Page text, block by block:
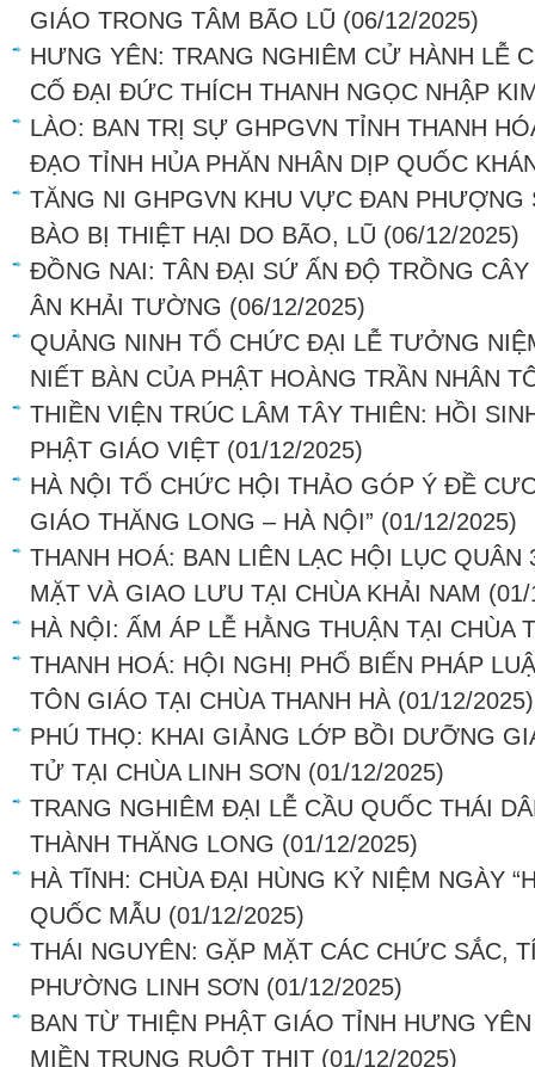
GIÁO TRONG TÂM BÃO LŨ (06/12/2025)
HƯNG YÊN: TRANG NGHIÊM CỬ HÀNH LỄ
CỐ ĐẠI ĐỨC THÍCH THANH NGỌC NHẬP
LÀO: BAN TRỊ SỰ GHPGVN TỈNH THANH
ĐẠO TỈNH HỦA PHĂN NHÂN DỊP QUỐC
TĂNG NI GHPGVN KHU VỰC ĐAN PHƯỢNG
BÀO BỊ THIỆT HẠI DO BÃO, LŨ (06/12/2025)
ĐỒNG NAI: TÂN ĐẠI SỨ ẤN ĐỘ TRỒNG
ÂN KHẢI TƯỜNG (06/12/2025)
QUẢNG NINH TỔ CHỨC ĐẠI LỄ TƯỞNG
NIẾT BÀN CỦA PHẬT HOÀNG TRẦN NHÂN
THIỀN VIỆN TRÚC LÂM TÂY THIÊN: HỒI
PHẬT GIÁO VIỆT (01/12/2025)
HÀ NỘI TỔ CHỨC HỘI THẢO GÓP Ý ĐỀ
GIÁO THĂNG LONG – HÀ NỘI” (01/12/2025)
THANH HOÁ: BAN LIÊN LẠC HỘI LỤC
MẶT VÀ GIAO LƯU TẠI CHÙA KHẢI NAM
HÀ NỘI: ẤM ÁP LỄ HẰNG THUẬN TẠI CHÙA
THANH HOÁ: HỘI NGHỊ PHỔ BIẾN PHÁP
TÔN GIÁO TẠI CHÙA THANH HÀ (01/12/2025)
PHÚ THỌ: KHAI GIẢNG LỚP BỒI DƯỠNG
TỬ TẠI CHÙA LINH SƠN (01/12/2025)
TRANG NGHIÊM ĐẠI LỄ CẦU QUỐC THÁI
THÀNH THĂNG LONG (01/12/2025)
HÀ TĨNH: CHÙA ĐẠI HÙNG KỶ NIỆM NGÀY
QUỐC MẪU (01/12/2025)
THÁI NGUYÊN: GẶP MẶT CÁC CHỨC SẮC,
PHƯỜNG LINH SƠN (01/12/2025)
BAN TỪ THIỆN PHẬT GIÁO TỈNH HƯNG
MIỀN TRUNG RUỘT THỊT (01/12/2025)